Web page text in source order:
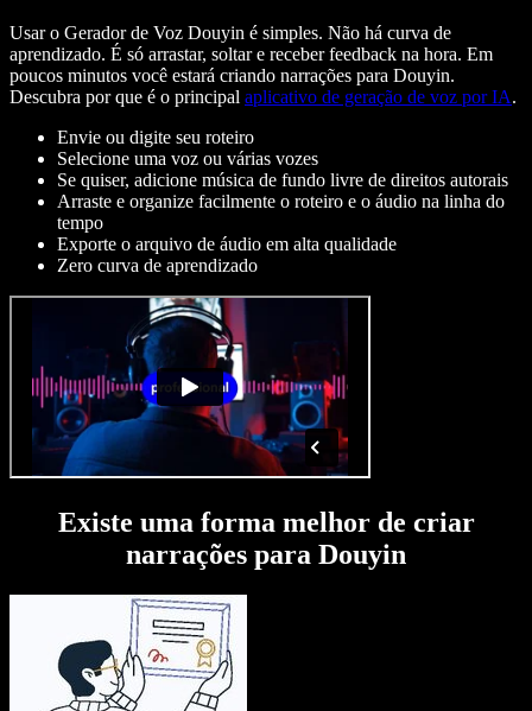
Usar o Gerador de Voz Douyin é simples. Não há curva de
aprendizado. É só arrastar, soltar e receber feedback na hora. Em
poucos minutos você estará criando narrações para Douyin.
Descubra por que é o principal aplicativo de geração de voz por IA.
Envie ou digite seu roteiro
Selecione uma voz ou várias vozes
Se quiser, adicione música de fundo livre de direitos autorais
Arraste e organize facilmente o roteiro e o áudio na linha do
tempo
Exporte o arquivo de áudio em alta qualidade
Zero curva de aprendizado
Existe uma forma melhor de criar
narrações para Douyin